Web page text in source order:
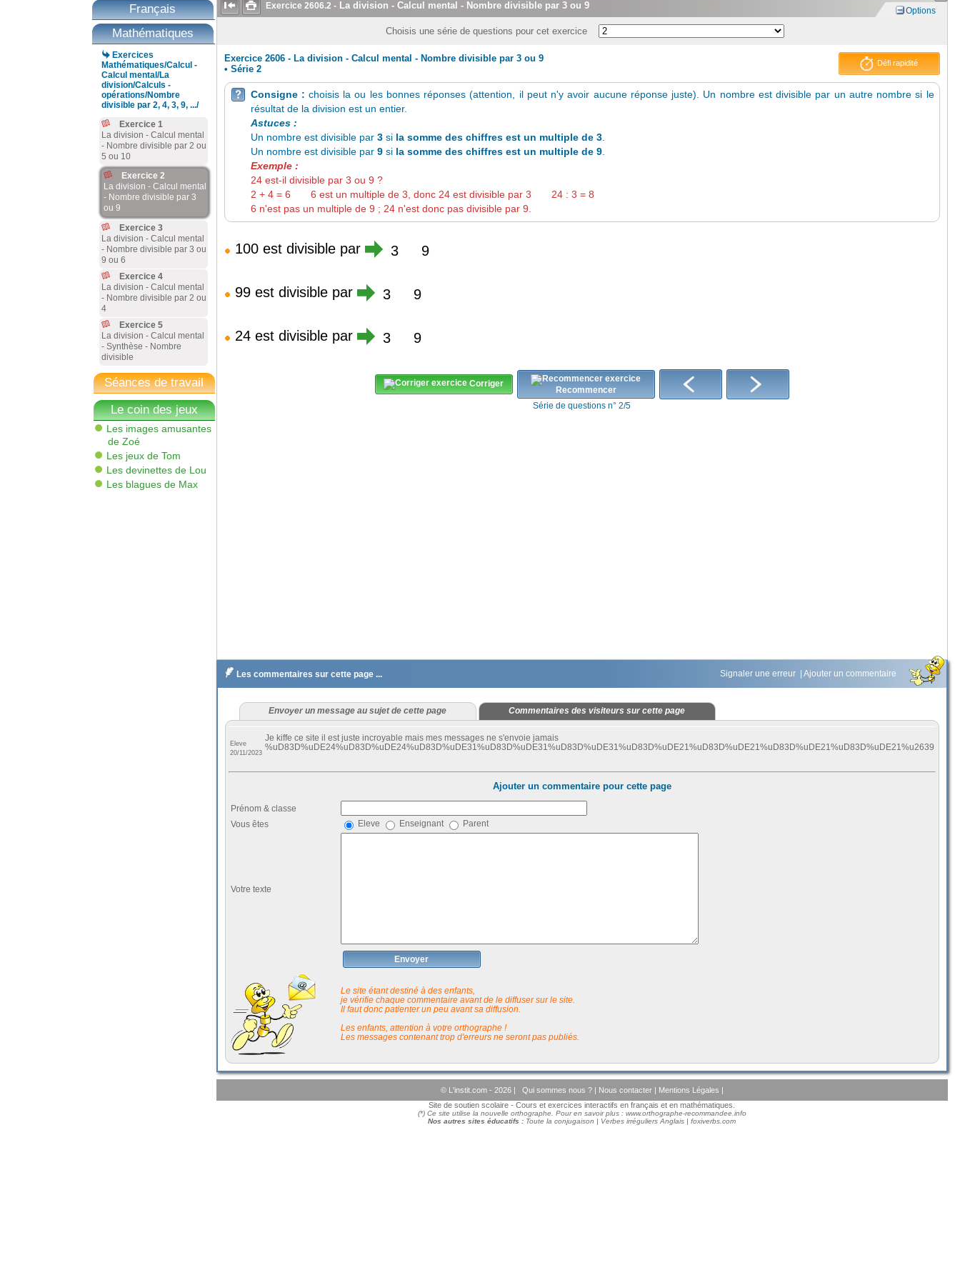
Français
Mathématiques
 Exercices
Mathématiques/Calcul -
Calcul mental/La
division/Calculs -
opérations/Nombre
divisible par 2, 4, 3, 9, .../
Exercice 1
La division - Calcul mental
- Nombre divisible par 2 ou
5 ou 10
Exercice 2
La division - Calcul mental
- Nombre divisible par 3
ou 9
Exercice 3
La division - Calcul mental
- Nombre divisible par 3 ou
9 ou 6
Exercice 4
La division - Calcul mental
- Nombre divisible par 2 ou
4
Exercice 5
La division - Calcul mental
- Synthèse - Nombre
divisible
Séances de travail
Le coin des jeux
Les images amusantes
de Zoé
Les jeux de Tom
Les devinettes de Lou
Les blagues de Max
  Exercice 2606.2 - La division - Calcul mental - Nombre divisible par 3 ou 9 Options
Choisis une série de questions pour cet exercice
Défi rapidité
Exercice 2606 - La division - Calcul mental - Nombre divisible par 3 ou 9
• Série 2
 Consigne : choisis la ou les bonnes réponses (attention, il peut n'y avoir aucune réponse juste). Un nombre est divisible par un autre nombre si le
résultat de la division est un entier.
Astuces :
Un nombre est divisible par 3si la somme des chiffres est un multiple de 3.
Un nombre est divisible par 9si la somme des chiffres est un multiple de 9.
Exemple :
24 est-il divisible par 3 ou 9 ?
2 + 4 = 6 6 est un multiple de 3, donc 24 est divisible par 3 24 : 3 = 8
6 n'est pas un multiple de 9 ; 24 n'est donc pas divisible par 9.
100 est divisible par 3 9
99 est divisible par 3 9
24 est divisible par 3 9
Corriger
Recommencer
Série de questions n° 2/5
 Les commentaires sur cette page ... Signaler une erreur Ajouter un commentaire
Envoyer un message au sujet de cette page Commentaires des visiteurs sur cette page
Eleve
20/11/2023
Je kiffe ce site il est juste incroyable mais mes messages ne s'envoie jamais
%uD83D%uDE24%uD83D%uDE24%uD83D%uDE31%uD83D%uDE31%uD83D%uDE31%uD83D%uDE21%uD83D%uDE21%uD83D%uDE21%uD83D%uDE21%u2639
Ajouter un commentaire pour cette page
Prénom & classe
Vous êtes
Eleve Enseignant Parent
Votre texte
Envoyer
Le site étant destiné à des enfants,
je vérifie chaque commentaire avant de le diffuser sur le site.
Il faut donc patienter un peu avant sa diffusion.
Les enfants, attention à votre orthographe !
Les messages contenant trop d'erreurs ne seront pas publiés.
© L'instit.com - 2026 | Qui sommes nous ? Nous contacter Mentions Légales
Site de soutien scolaire - Cours et exercices interactifs en français et en mathématiques.
(*) Ce site utilise la nouvelle orthographe. Pour en savoir plus : www.orthographe-recommandee.info
Nos autres sites éducatifs : Toute la conjugaison | Verbes irréguliers Anglais | foxiverbs.com